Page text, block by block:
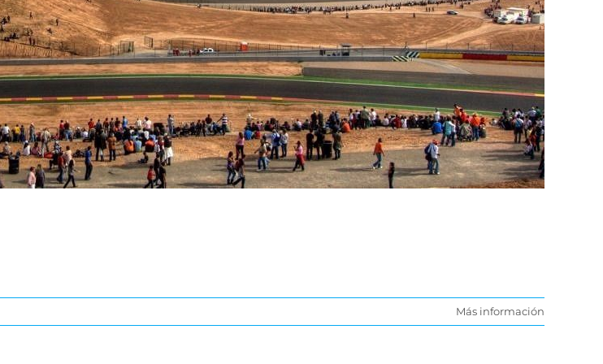
Más información